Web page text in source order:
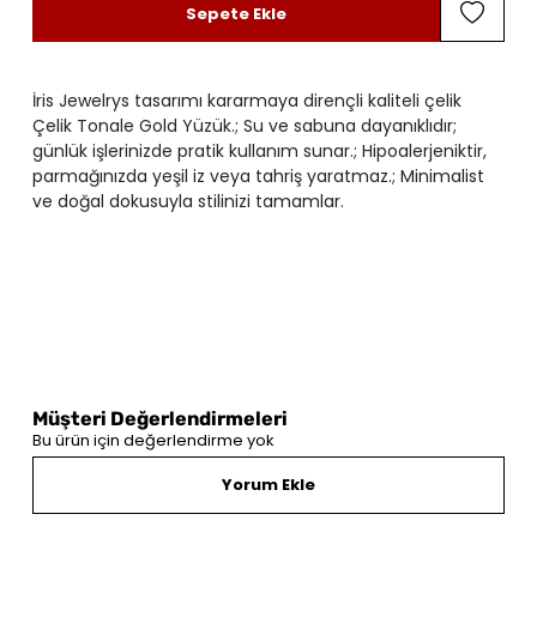
İris Jewelrys tasarımı kararmaya dirençli kaliteli çelik
Çelik Tonale Gold Yüzük.; Su ve sabuna dayanıklıdır;
günlük işlerinizde pratik kullanım sunar.; Hipoalerjeniktir,
parmağınızda yeşil iz veya tahriş yaratmaz.; Minimalist
ve doğal dokusuyla stilinizi tamamlar.
Sepete Ekle
Müşteri Değerlendirmeleri
Bu ürün için değerlendirme yok
Yorum Ekle